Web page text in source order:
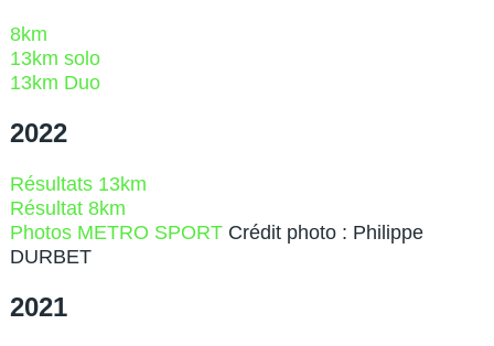
8km
13km solo
13km Duo
2022
Résultats 13km
Résultat 8km
Photos METRO SPORT Crédit photo : Philippe
DURBET
2021